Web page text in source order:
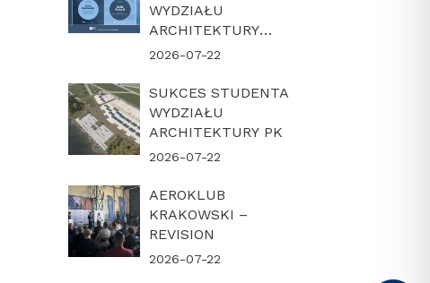
WYDZIAŁU
ARCHITEKTURY
POLITECHNIKI
FINALE KONKURSU
„DYPLOM Z
ARCHICADEM 2026”
2026-07-22
SUKCES STUDENTA
WYDZIAŁU
ARCHITEKTURY PK
2026-07-22
AEROKLUB
KRAKOWSKI –
REVISION
2026-07-22